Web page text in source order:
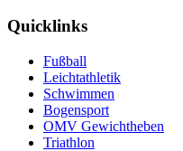
Quicklinks
Fußball
Leichtathletik
Schwimmen
Bogensport
OMV Gewichtheben
Triathlon